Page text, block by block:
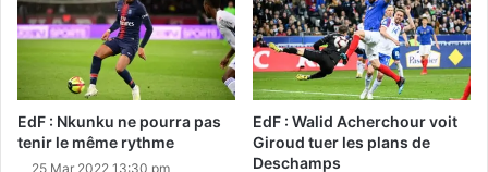
EdF : Nkunku ne pourra pas
tenir le même rythme
25 Mar 2022 13:30 pm
EdF : Walid Acherchour voit
Giroud tuer les plans de
Deschamps